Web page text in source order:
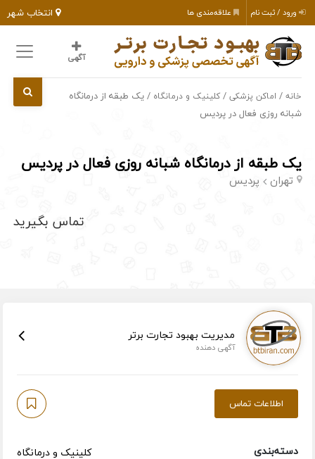
انتخاب شهر ورود / ثبت نام علاقه‌مندی ها
آگهی
خانه / اماکن پزشکی /کلینیک و درمانگاه / یک طبقه از درمانگاه
شبانه روزی فعال در پردیس
یک طبقه از درمانگاه شبانه روزی فعال در پردیس
تهران پردیس
تماس بگیرید
مدیریت بهبود تجارت برتر
آگهی دهنده
اطلاعات تماس
دسته‌بندی
کلینیک و درمانگاه